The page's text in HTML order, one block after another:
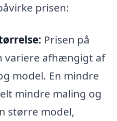
prisen:
Prisen på
variere afhængigt af
model. En mindre
mindre maling og
større model,